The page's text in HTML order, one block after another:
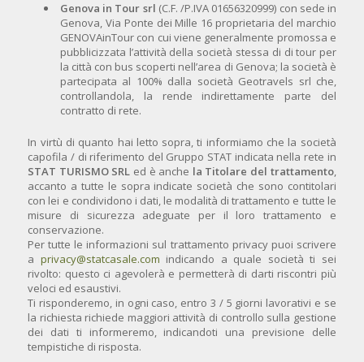
Genova in Tour srl (C.F. /P.IVA 01656320999) con sede in
Genova, Via Ponte dei Mille 16 proprietaria del marchio
GENOVAinTour con cui viene generalmente promossa e
pubblicizzata l’attività della società stessa di di tour per
la città con bus scoperti nell’area di Genova; la società è
partecipata al 100% dalla società Geotravels srl che,
controllandola, la rende indirettamente parte del
contratto di rete.
In virtù di quanto hai letto sopra, ti informiamo che la società
capofila / di riferimento del Gruppo STAT indicata nella rete in
STAT TURISMO SRL ed è anche la Titolare del trattamento,
accanto a tutte le sopra indicate società che sono contitolari
con lei e condividono i dati, le modalità di trattamento e tutte le
misure di sicurezza adeguate per il loro trattamento e
conservazione.
Per tutte le informazioni sul trattamento privacy puoi scrivere
a privacy@statcasale.com indicando a quale società ti sei
rivolto: questo ci agevolerà e permetterà di darti riscontri più
veloci ed esaustivi.
Ti risponderemo, in ogni caso, entro 3 / 5 giorni lavorativi e se
la richiesta richiede maggiori attività di controllo sulla gestione
dei dati ti informeremo, indicandoti una previsione delle
tempistiche di risposta.